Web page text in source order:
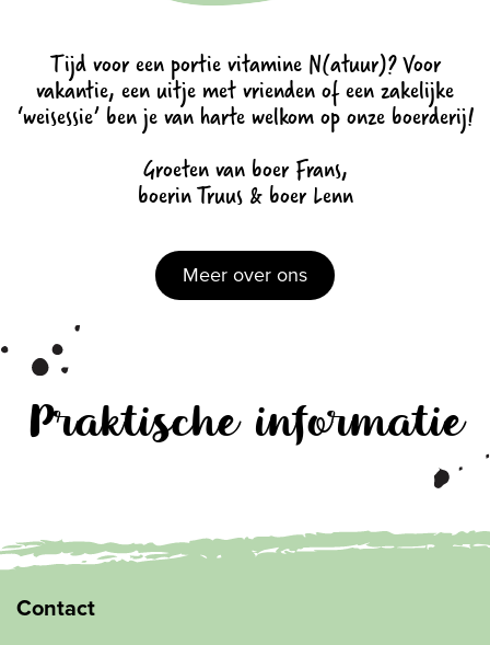
Tijd voor een portie vitamine N(atuur)? Voor
vakantie, een uitje met vrienden of een zakelijke
‘weisessie’ ben je van harte welkom op onze boerderij!
Groeten van boer Frans,
boerin Truus & boer Lenn
Meer over ons
Praktische informatie
Contact